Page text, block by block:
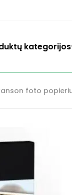
kategorijos
foto